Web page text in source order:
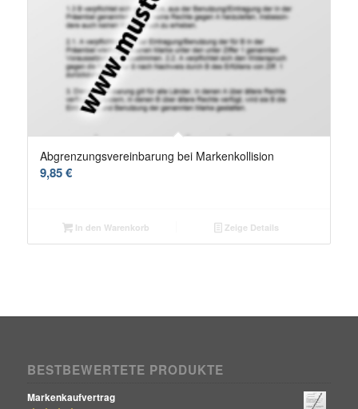
Abgrenzungsvereinbarung bei Markenkollision
9,85€
In den Warenkorb Zeige Details
BESTBEWERTETE PRODUKTE
Markenkaufvertrag